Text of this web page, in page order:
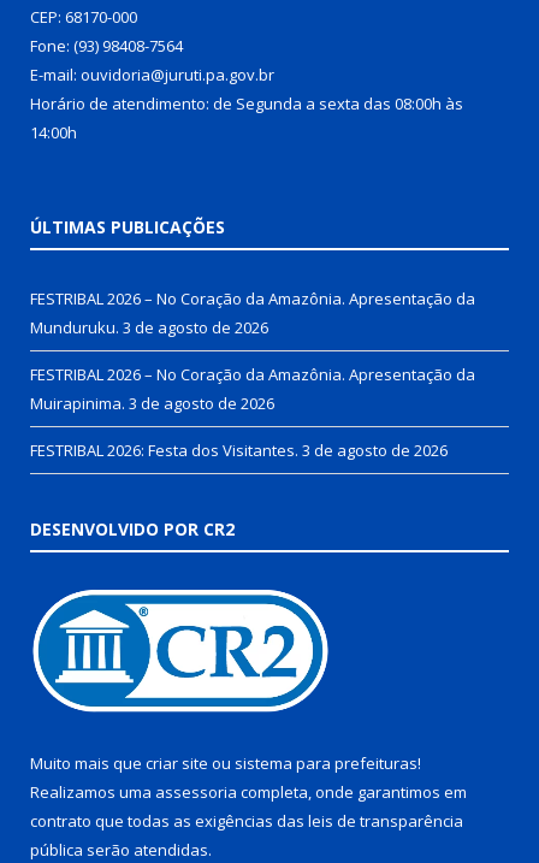
CEP: 68170-000
Fone: (93) 98408-7564
E-mail: ouvidoria@juruti.pa.gov.br
Horário de atendimento: de Segunda a sexta das 08:00h às
14:00h
ÚLTIMAS PUBLICAÇÕES
FESTRIBAL 2026 – No Coração da Amazônia. Apresentação da
Munduruku. 3 de agosto de 2026
FESTRIBAL 2026 – No Coração da Amazônia. Apresentação da
Muirapinima. 3 de agosto de 2026
FESTRIBAL 2026: Festa dos Visitantes. 3 de agosto de 2026
DESENVOLVIDO POR CR2
Muito mais que criar site ou sistema para prefeituras!
Realizamos uma assessoria completa, onde garantimos em
contrato que todas as exigências das leis de transparência
pública serão atendidas.